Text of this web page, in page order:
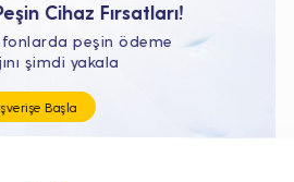
İhtiyaçların Tam'da